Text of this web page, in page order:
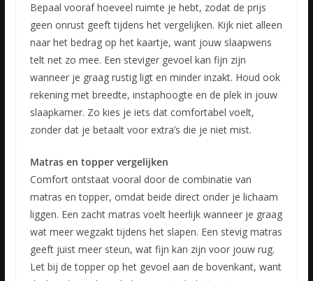
Bepaal vooraf hoeveel ruimte je hebt, zodat de prijs
geen onrust geeft tijdens het vergelijken. Kijk niet alleen
naar het bedrag op het kaartje, want jouw slaapwens
telt net zo mee. Een steviger gevoel kan fijn zijn
wanneer je graag rustig ligt en minder inzakt. Houd ook
rekening met breedte, instaphoogte en de plek in jouw
slaapkamer. Zo kies je iets dat comfortabel voelt,
zonder dat je betaalt voor extra’s die je niet mist.
Matras en topper vergelijken
Comfort ontstaat vooral door de combinatie van
matras en topper, omdat beide direct onder je lichaam
liggen. Een zacht matras voelt heerlijk wanneer je graag
wat meer wegzakt tijdens het slapen. Een stevig matras
geeft juist meer steun, wat fijn kan zijn voor jouw rug.
Let bij de topper op het gevoel aan de bovenkant, want